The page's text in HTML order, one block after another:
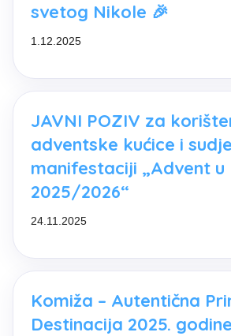
svetog Nikole 🎉
1.12.2025
JAVNI POZIV za
adventske kućice i
manifestaciji „Advent u
2025/2026“
24.11.2025
Komiža – Autentična
Destinacija 2025.